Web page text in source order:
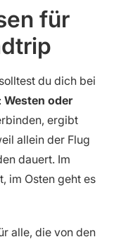
für
du dich bei
Westen oder
ergibt
allein der Flug
dauert. Im
im Osten geht es
alle, die von den